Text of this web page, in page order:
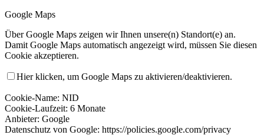
Google Maps
Über Google Maps zeigen wir Ihnen unsere(n) Standort(e) an.
Damit Google Maps automatisch angezeigt wird, müssen Sie diesen
Cookie akzeptieren.
Hier klicken, um Google Maps zu aktivieren/deaktivieren.
Cookie-Name: NID
Cookie-Laufzeit: 6 Monate
Anbieter: Google
Datenschutz von Google: https://policies.google.com/privacy